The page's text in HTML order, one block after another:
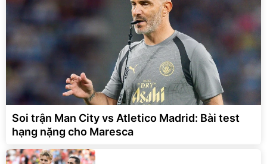
Soi trận Man City vs Atletico Madrid: Bài test
hạng nặng cho Maresca